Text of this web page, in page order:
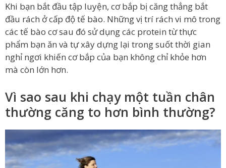
Khi bạn bắt đầu tập luyện, cơ bắp bị căng thẳng bắt
đầu rách ở cấp độ tế bào. Những vị trí rách vi mô trong
các tế bào cơ sau đó sử dụng các protein từ thực
phẩm bạn ăn và tự xây dựng lại trong suốt thời gian
nghỉ ngơi khiến cơ bắp của bạn không chỉ khỏe hơn
mà còn lớn hơn.
Vì sao sau khi chạy một tuần chân
thường căng to hơn bình thường?